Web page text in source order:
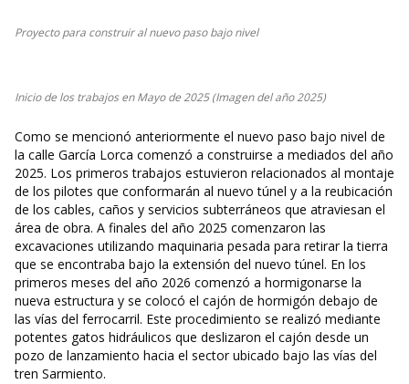
Proyecto para construir al nuevo paso bajo nivel
Inicio de los trabajos en Mayo de 2025 (Imagen del año 2025)
Como se mencionó anteriormente el nuevo paso bajo nivel de
la calle García Lorca comenzó a construirse a mediados del año
2025. Los primeros trabajos estuvieron relacionados al montaje
de los pilotes que conformarán al nuevo túnel y a la reubicación
de los cables, caños y servicios subterráneos que atraviesan el
área de obra. A finales del año 2025 comenzaron las
excavaciones utilizando maquinaria pesada para retirar la tierra
que se encontraba bajo la extensión del nuevo túnel. En los
primeros meses del año 2026 comenzó a hormigonarse la
nueva estructura y se colocó el cajón de hormigón debajo de
las vías del ferrocarril. Este procedimiento se realizó mediante
potentes gatos hidráulicos que deslizaron el cajón desde un
pozo de lanzamiento hacia el sector ubicado bajo las vías del
tren Sarmiento.